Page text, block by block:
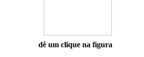
dê um clique na figura